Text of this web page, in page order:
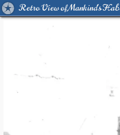
Retro View of Mankind's